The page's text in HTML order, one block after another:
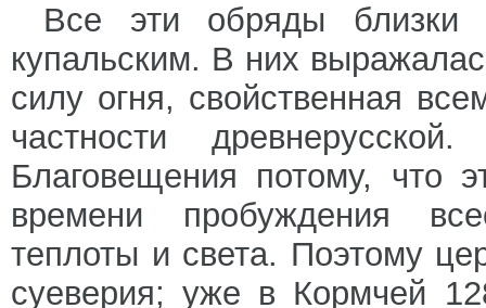
Все эти обряды близки
купальским. В них
силу огня, свойственная
частности
Благовещения потому, что
времени пробуждения
теплоты и света. Поэтому
суеверия; уже в Кормчей